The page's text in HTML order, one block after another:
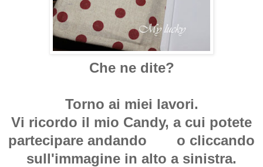
Che ne dite?
Torno ai miei lavori.
Vi ricordo il mio Candy, a cui potete
partecipare andando
o cliccando
sull'immagine in alto a sinistra.